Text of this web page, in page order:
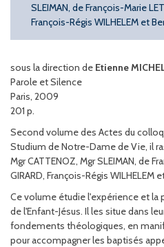
SLEIMAN, de François-Marie
François-Régis WILHELEM et
sous la direction de Etienne
Parole et Silence
Paris, 2009
201 p.
Second volume des Actes du
Studium de Notre-Dame de Vie, il
Mgr CATTENOZ, Mgr SLEIMAN, de
GIRARD, François-Régis WILHELEM
Ce volume étudie l'expérience et la
de l'Enfant-Jésus. Il les situe dans
fondements théologiques, en
pour accompagner les baptisés